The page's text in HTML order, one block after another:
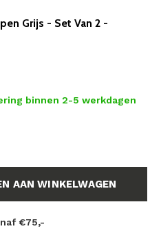
Grijs - Set Van 2 -
binnen 2-5 werkdagen
AAN WINKELWAGEN
€75,-